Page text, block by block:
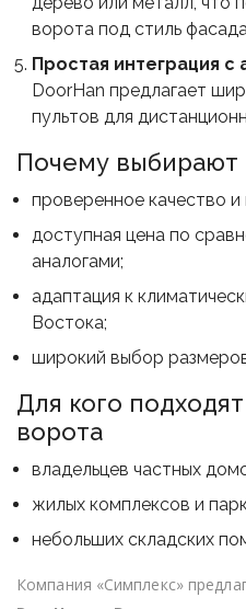
ворота под стиль
Простая интеграция с
DoorHan предлагает
пультов для
Почему выбирают
проверенное качество
доступная цена по
аналогами;
адаптация к
Востока;
широкий выбор
Для кого
ворота
владельцев частных
жилых комплексов и
небольших складских
Компания «Симплекс»